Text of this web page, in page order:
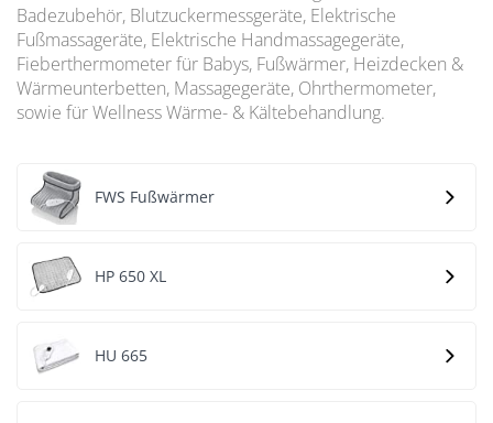
Badezubehör, Blutzuckermessgeräte, Elektrische
Fußmassageräte, Elektrische Handmassagegeräte,
Fieberthermometer für Babys, Fußwärmer, Heizdecken &
Wärmeunterbetten, Massagegeräte, Ohrthermometer,
sowie für Wellness Wärme- & Kältebehandlung.
FWS Fußwärmer
HP 650 XL
HU 665